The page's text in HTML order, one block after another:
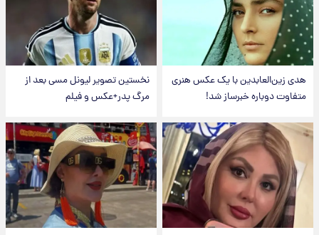
هدی زین‌العابدین با یک عکس هنری
متفاوت دوباره خبرساز شد!
نخستین تصویر لیونل مسی بعد از
مرگ پدر+عکس و فیلم